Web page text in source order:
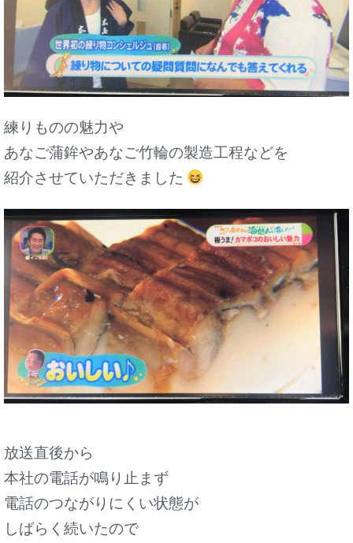
練りものの魅力や
あなご蒲鉾やあなご竹輪の製造工程などを
紹介させていただきました
放送直後から
本社の電話が鳴り止まず
電話のつながりにくい状態が
しばらく続いたので